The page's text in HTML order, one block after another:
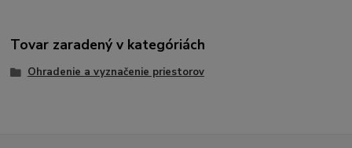
Tovar zaradený v kategóriách
Ohradenie a vyznačenie priestorov